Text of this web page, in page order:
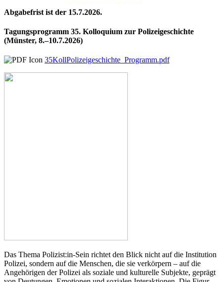
Abgabefrist ist der 15.7.2026.
Tagungsprogramm 35. Kolloquium zur Polizeigeschichte
(Münster, 8.–10.7.2026)
35KollPolizeigeschichte_Programm.pdf
Das Thema Polizist:in-Sein richtet den Blick nicht auf die Institution
Polizei, sondern auf die Menschen, die sie verkörpern – auf die
Angehörigen der Polizei als soziale und kulturelle Subjekte, geprägt